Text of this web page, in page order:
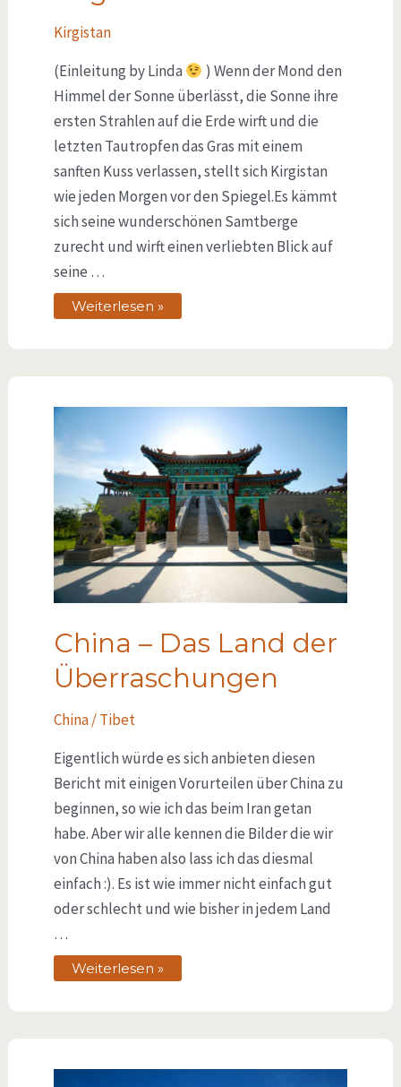
Kirgistan
(Einleitung by Linda
) Wenn der Mond den
Himmel der Sonne überlässt, die Sonne ihre
ersten Strahlen auf die Erde wirft und die
letzten Tautropfen das Gras mit einem
sanften Kuss verlassen, stellt sich Kirgistan
wie jeden Morgen vor den Spiegel.Es kämmt
sich seine wunderschönen Samtberge
zurecht und wirft einen verliebten Blick auf
seine …
Weiterlesen »
China – Das Land der
Überraschungen
China / Tibet
Eigentlich würde es sich anbieten diesen
Bericht mit einigen Vorurteilen über China zu
beginnen, so wie ich das beim Iran getan
habe. Aber wir alle kennen die Bilder die wir
von China haben also lass ich das diesmal
einfach :). Es ist wie immer nicht einfach gut
oder schlecht und wie bisher in jedem Land
…
Weiterlesen »